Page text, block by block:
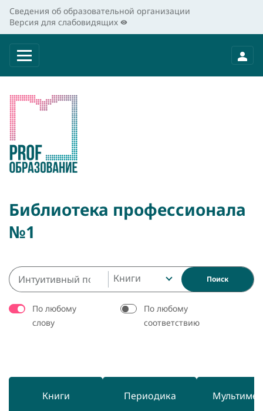
Сведения об образовательной организации
Версия для слабовидящих
Библиотека профессионала
№1
Книги Поиск
По любому
слову
По любому
соответствию
Книги Периодика